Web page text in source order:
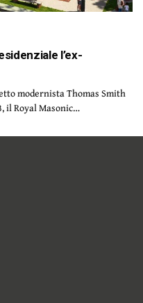
l’ex-
modernista Thomas Smith
il Royal Masonic…